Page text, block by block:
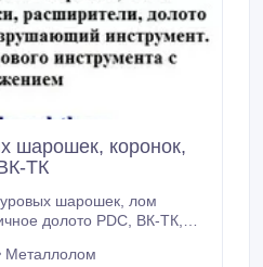
шарошек, коронок,
ТК
Металлолом